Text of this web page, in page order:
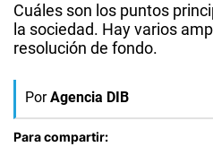
Cuáles son los puntos
la sociedad. Hay varios
resolución de fondo.
Por Agencia DIB
Para compartir: